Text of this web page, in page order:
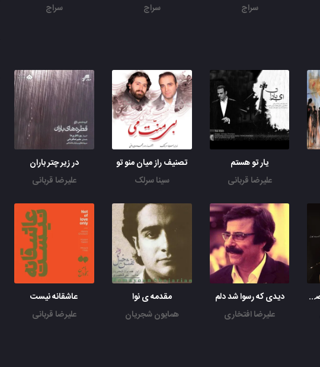
سراج
سراج
سراج
یار تو هستم
علیرضا قربانی
تصنیف راز میان منو تو
سینا سرلک
در زیر چتر باران
علیرضا قربانی
چه آتش ها مقدمه اصفهان
دیدی که رسوا شد دلم
علیرضا افتخاری
مقدمه ی نوا
همایون شجریان
عاشقانه نیست
علیرضا قربانی